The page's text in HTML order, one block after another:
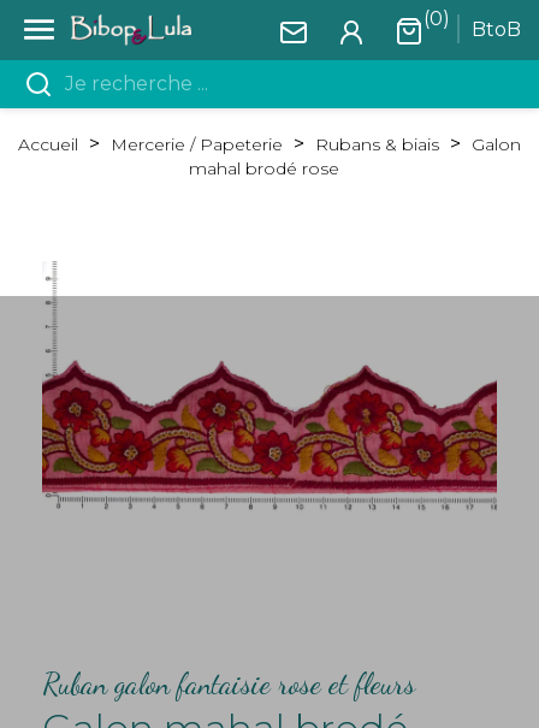
 BtoB
(0)
Accueil Mercerie / Papeterie Rubans & biais
Galon
mahal brodé rose
Ruban galon fantaisie rose et fleurs